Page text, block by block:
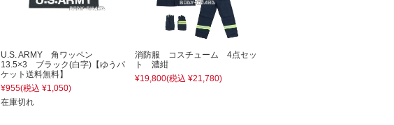
U.S. ARMY 角ワッペン
13.5×3 ブラック(白字)【ゆうパ
ケット送料無料】
¥955(税込 ¥1,050)
在庫切れ
消防服 コスチューム 4点セッ
ト 濃紺
¥19,800(税込 ¥21,780)